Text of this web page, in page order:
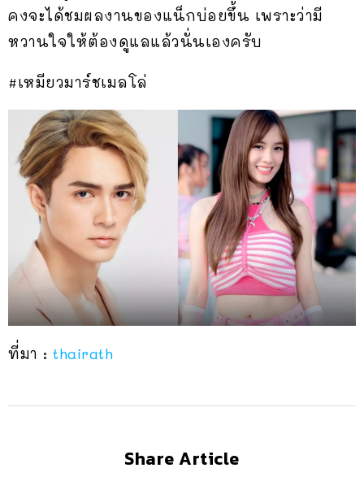
คงจะได้ชมผลงานของแน็กบ่อยขึ้น เพราะว่ามี
หวานใจให้ต้องดูแลแล้วนั่นเองครับ
#เหมียวมาร์ชเมลโล่
ที่มา : thairath
Share Article